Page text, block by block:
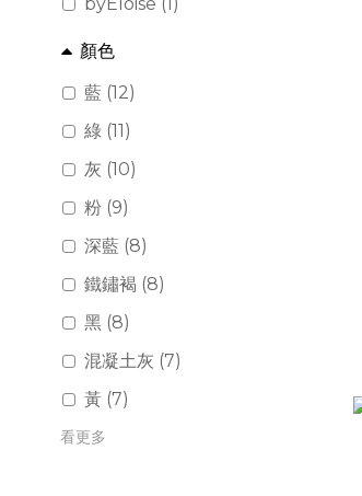
顏色
藍 (12)
綠 (11)
灰 (10)
粉 (9)
深藍 (8)
鐵鏽褐 (8)
黑 (8)
混凝土灰 (7)
黃 (7)
看更多